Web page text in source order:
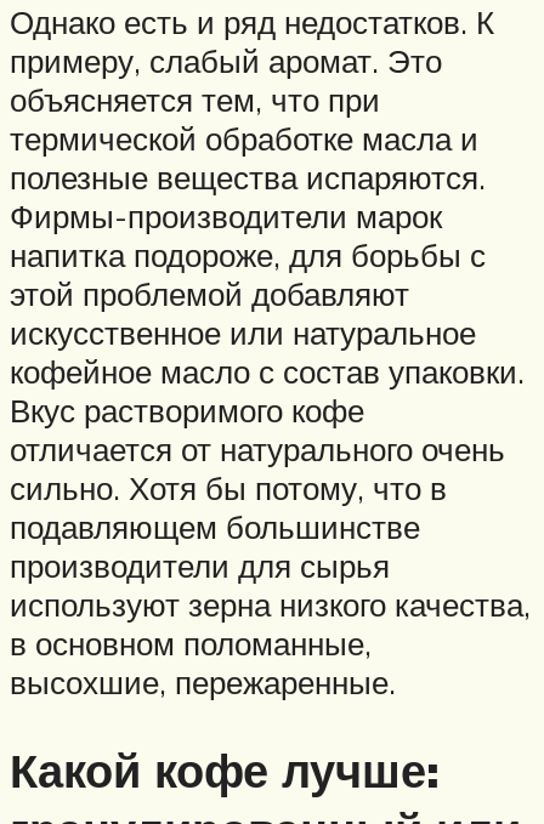
Однако есть и ряд недостатков. К
примеру, слабый аромат. Это
объясняется тем, что при
термической обработке масла и
полезные вещества испаряются.
Фирмы-производители марок
напитка подороже, для борьбы с
этой проблемой добавляют
искусственное или натуральное
кофейное масло с состав упаковки.
Вкус растворимого кофе
отличается от натурального очень
сильно. Хотя бы потому, что в
подавляющем большинстве
производители для сырья
используют зерна низкого качества,
в основном поломанные,
высохшие, пережаренные.
Какой кофе лучше: